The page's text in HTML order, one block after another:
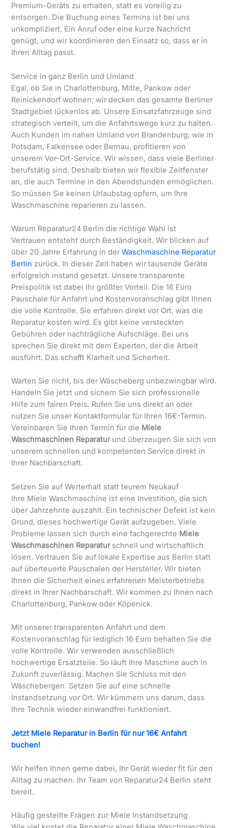
Premium-Geräts zu erhalten, statt es voreilig zu
entsorgen. Die Buchung eines Termins ist bei uns
unkompliziert. Ein Anruf oder eine kurze Nachricht
genügt, und wir koordinieren den Einsatz so, dass er in
Ihren Alltag passt.
Service in ganz Berlin und Umland
Egal, ob Sie in Charlottenburg, Mitte, Pankow oder
Reinickendorf wohnen; wir decken das gesamte Berliner
Stadtgebiet lückenlos ab. Unsere Einsatzfahrzeuge sind
strategisch verteilt, um die Anfahrtswege kurz zu halten.
Auch Kunden im nahen Umland von Brandenburg, wie in
Potsdam, Falkensee oder Bernau, profitieren von
unserem Vor-Ort-Service. Wir wissen, dass viele Berliner
berufstätig sind. Deshalb bieten wir flexible Zeitfenster
an, die auch Termine in den Abendstunden ermöglichen.
So müssen Sie keinen Urlaubstag opfern, um Ihre
Waschmaschine reparieren zu lassen.
Warum Reparatur24 Berlin die richtige Wahl ist
Vertrauen entsteht durch Beständigkeit. Wir blicken auf
über 20 Jahre Erfahrung in derWaschmaschine Reparatur
Berlin zurück. In dieser Zeit haben wir tausende Geräte
erfolgreich instand gesetzt. Unsere transparente
Preispolitik ist dabei Ihr größter Vorteil. Die 16 Euro
Pauschale für Anfahrt und Kostenvoranschlag gibt Ihnen
die volle Kontrolle. Sie erfahren direkt vor Ort, was die
Reparatur kosten wird. Es gibt keine versteckten
Gebühren oder nachträgliche Aufschläge. Bei uns
sprechen Sie direkt mit dem Experten, der die Arbeit
ausführt. Das schafft Klarheit und Sicherheit.
Warten Sie nicht, bis der Wäscheberg unbezwingbar wird.
Handeln Sie jetzt und sichern Sie sich professionelle
Hilfe zum fairen Preis. Rufen Sie uns direkt an oder
nutzen Sie unser Kontaktformular für Ihren 16€-Termin.
Vereinbaren Sie Ihren Termin für die Miele
Waschmaschinen Reparaturund überzeugen Sie sich von
unserem schnellen und kompetenten Service direkt in
Ihrer Nachbarschaft.
Setzen Sie auf Werterhalt statt teurem Neukauf
Ihre Miele Waschmaschine ist eine Investition, die sich
über Jahrzehnte auszahlt. Ein technischer Defekt ist kein
Grund, dieses hochwertige Gerät aufzugeben. Viele
Probleme lassen sich durch eine fachgerechte Miele
Waschmaschinen Reparaturschnell und wirtschaftlich
lösen. Vertrauen Sie auf lokale Expertise aus Berlin statt
auf überteuerte Pauschalen der Hersteller. Wir bieten
Ihnen die Sicherheit eines erfahrenen Meisterbetriebs
direkt in Ihrer Nachbarschaft. Wir kommen zu Ihnen nach
Charlottenburg, Pankow oder Köpenick.
Mit unserer transparenten Anfahrt und dem
Kostenvoranschlag für lediglich 16 Euro behalten Sie die
volle Kontrolle. Wir verwenden ausschließlich
hochwertige Ersatzteile. So läuft Ihre Maschine auch in
Zukunft zuverlässig. Machen Sie Schluss mit den
Wäschebergen. Setzen Sie auf eine schnelle
Instandsetzung vor Ort. Wir kümmern uns darum, dass
Ihre Technik wieder einwandfrei funktioniert.
Jetzt Miele Reparatur in Berlin für nur 16€ Anfahrt
buchen!
Wir helfen Ihnen gerne dabei, Ihr Gerät wieder fit für den
Alltag zu machen. Ihr Team von Reparatur24 Berlin steht
bereit.
Häufig gestellte Fragen zur Miele Instandsetzung